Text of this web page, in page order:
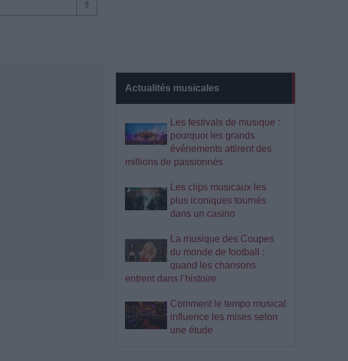
Actualités musicales
Les festivals de musique :
pourquoi les grands
événements attirent des
millions de passionnés
Les clips musicaux les
plus iconiques tournés
dans un casino
La musique des Coupes
du monde de football :
quand les chansons
entrent dans l’histoire
Comment le tempo musical
influence les mises selon
une étude
⇑